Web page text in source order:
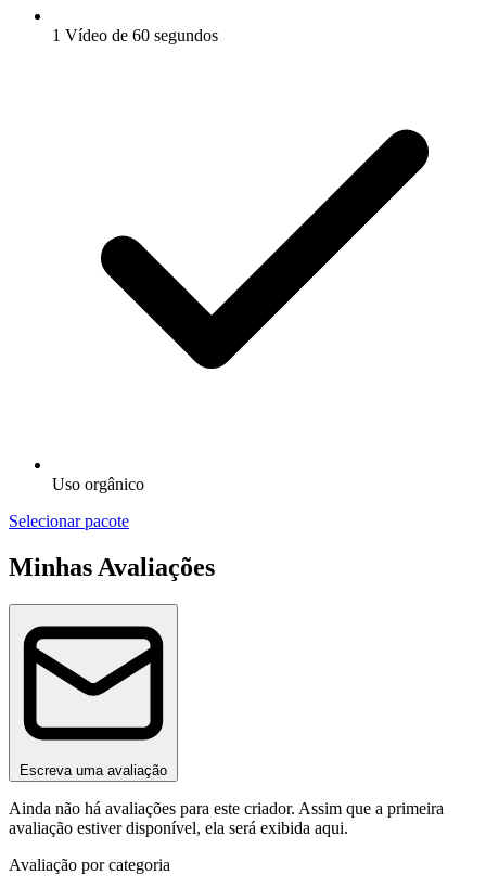
1 Vídeo de 60 segundos
Uso orgânico
Selecionar pacote
Minhas Avaliações
Escreva uma avaliação
Ainda não há avaliações para este criador. Assim que a primeira
avaliação estiver disponível, ela será exibida aqui.
Avaliação por categoria